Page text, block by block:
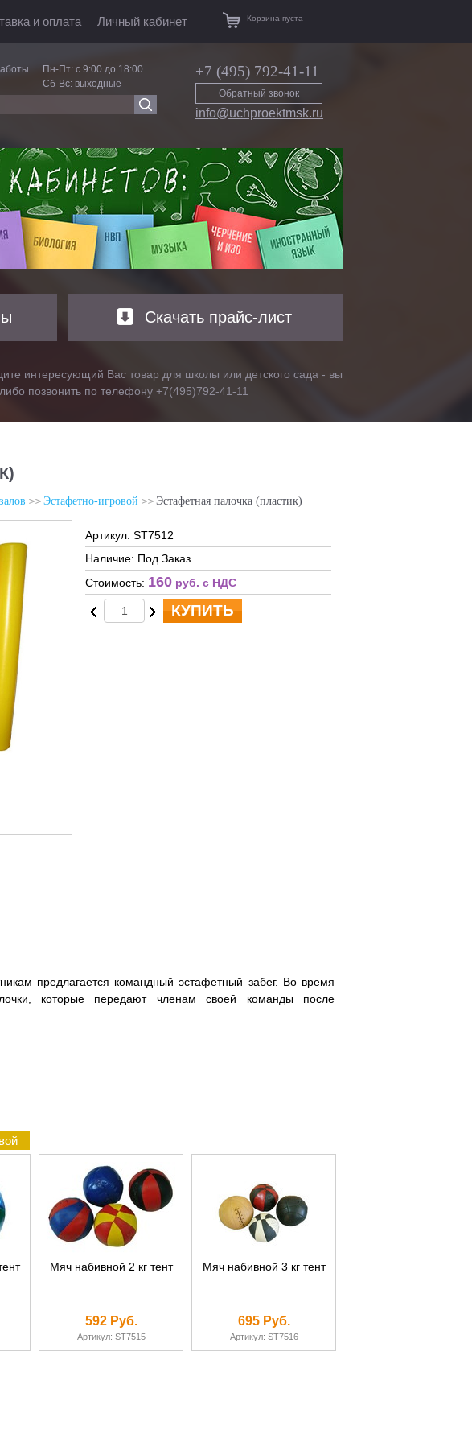
и оплата Личный кабинет Корзина пуста
Пн-Пт: с 9:00 до 18:00
Сб-Вс: выходные
+7 (495) 792-41-11
Обратный звонок
info@uchproektmsk.ru
Скачать прайс-лист
интересующий Вас товар для школы или детского сада - вы
, либо позвонить по телефону +7(495)792-41-11
Эстафетно-игровой Эстафетная палочка (пластик)
Артикул: ST7512
Наличие: Под Заказ
Стоимость: 160 руб. c НДС
КУПИТЬ
предлагается командный эстафетный забег. Во время
которые передают членам своей команды после
Мяч набивной 2 кг тент
592 Руб.
Артикул: ST7515
Мяч набивной 3 кг тент
695 Руб.
Артикул: ST7516